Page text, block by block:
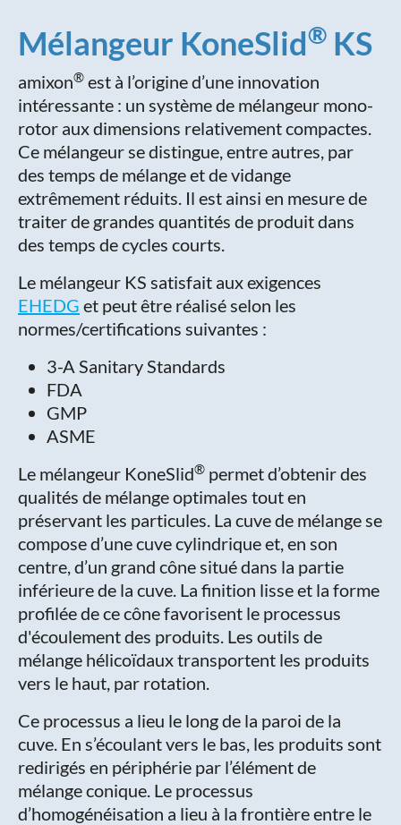
Mélangeur KoneSlid® KS
amixon® est à l’origine d’une innovation
intéressante : un système de mélangeur mono-
rotor aux dimensions relativement compactes.
Ce mélangeur se distingue, entre autres, par
des temps de mélange et de vidange
extrêmement réduits. Il est ainsi en mesure de
traiter de grandes quantités de produit dans
des temps de cycles courts.
Le mélangeur KS satisfait aux exigences
EHEDG et peut être réalisé selon les
normes/certifications suivantes :
3-A Sanitary Standards
FDA
GMP
ASME
Le mélangeur KoneSlid® permet d’obtenir des
qualités de mélange optimales tout en
préservant les particules. La cuve de mélange se
compose d’une cuve cylindrique et, en son
centre, d’un grand cône situé dans la partie
inférieure de la cuve. La finition lisse et la forme
profilée de ce cône favorisent le processus
d'écoulement des produits. Les outils de
mélange hélicoïdaux transportent les produits
vers le haut, par rotation.
Ce processus a lieu le long de la paroi de la
cuve. En s’écoulant vers le bas, les produits sont
redirigés en périphérie par l’élément de
mélange conique. Le processus
d’homogénéisation a lieu à la frontière entre le